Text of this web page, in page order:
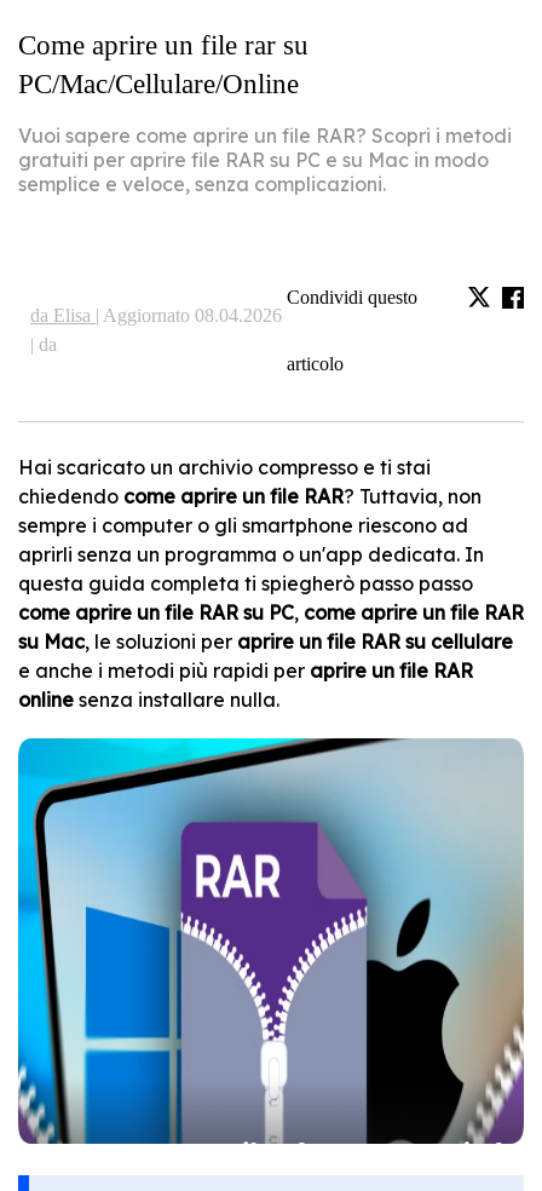
Come aprire un file rar su
PC/Mac/Cellulare/Online
Vuoi sapere come aprire un file RAR? Scopri i metodi
gratuiti per aprire file RAR su PC e su Mac in modo
semplice e veloce, senza complicazioni.
da Elisa | Aggiornato 08.04.2026
| da
Condividi questo
articolo
Hai scaricato un archivio compresso e ti stai
chiedendo come aprire un file RAR? Tuttavia, non
sempre i computer o gli smartphone riescono ad
aprirli senza un programma o un'app dedicata. In
questa guida completa ti spiegherò passo passo
come aprire un file RAR su PC, come aprire un file RAR
su Mac, le soluzioni per aprire un file RAR su cellulare
e anche i metodi più rapidi per aprire un file RAR
online senza installare nulla.